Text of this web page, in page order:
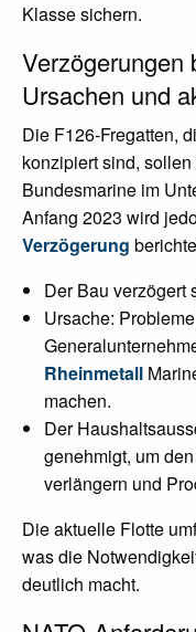
Klasse sichern.
Verzögerungen
Ursachen und
Die F126-Fregatten,
konzipiert sind,
Bundesmarine im
Anfang 2023 wird
Verzögerung
Der Bau verzögert
Ursache:
Rheinmetall
machen.
Der
genehmigt, um
verlängern und
Die aktuelle Flotte
was die
deutlich macht.